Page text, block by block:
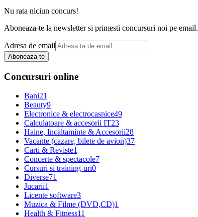
Nu rata niciun concurs!
Aboneaza-te la newsletter si primesti concursuri noi pe email.
Adresa de email
Aboneaza-te
Concursuri online
Bani21
Beauty9
Electronice & electrocasnice49
Calculatoare & accesorii IT23
Haine, Incaltaminte & Accesorii28
Vacante (cazare, bilete de avion)37
Carti & Reviste1
Concerte & spectacole7
Cursuri si training-uri0
Diverse71
Jucarii1
Licente software3
Muzica & Filme (DVD,CD)1
Health & Fitness11